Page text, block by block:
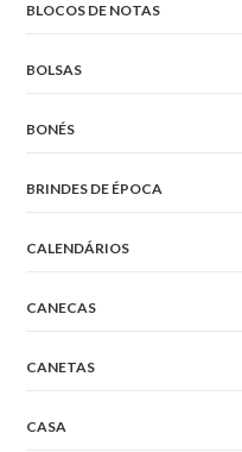
BLOCOS DE NOTAS
BOLSAS
BONÉS
BRINDES DE ÉPOCA
CALENDÁRIOS
CANECAS
CANETAS
CASA